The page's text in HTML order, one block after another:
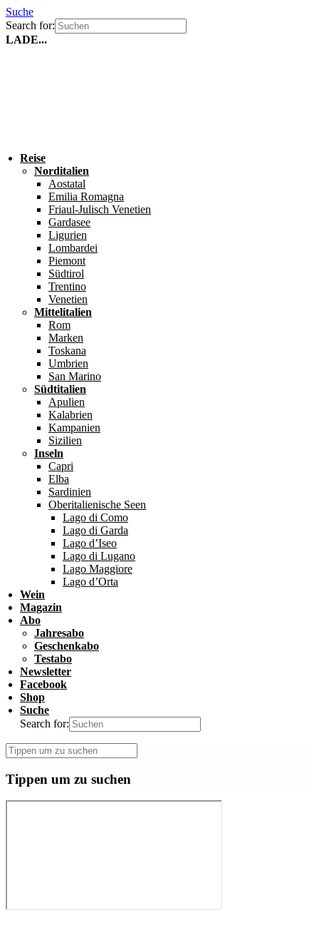
Suche
Search for:
LADE...
Reise
Norditalien
Aostatal
Emilia Romagna
Friaul-Julisch Venetien
Gardasee
Ligurien
Lombardei
Piemont
Südtirol
Trentino
Venetien
Mittelitalien
Rom
Marken
Toskana
Umbrien
San Marino
Südtitalien
Apulien
Kalabrien
Kampanien
Sizilien
Inseln
Capri
Elba
Sardinien
Oberitalienische Seen
Lago di Como
Lago di Garda
Lago d’Iseo
Lago di Lugano
Lago Maggiore
Lago d’Orta
Wein
Magazin
Abo
Jahresabo
Geschenkabo
Testabo
Newsletter
Facebook
Shop
Suche
Search for:
Tippen um zu suchen